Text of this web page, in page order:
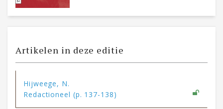
Artikelen in deze editie
Hijweege, N.
Redactioneel (p. 137-138)